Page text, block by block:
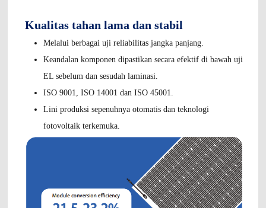
Kualitas tahan lama dan stabil
Melalui berbagai uji reliabilitas jangka panjang.
Keandalan komponen dipastikan secara efektif di bawah uji
EL sebelum dan sesudah laminasi.
ISO 9001, ISO 14001 dan ISO 45001.
Lini produksi sepenuhnya otomatis dan teknologi
fotovoltaik terkemuka.